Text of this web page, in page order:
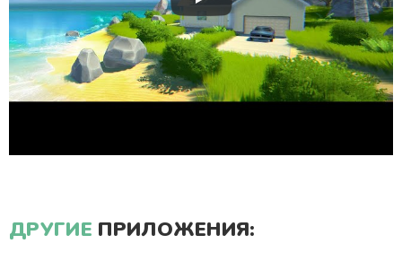
ДРУГИЕ ПРИЛОЖЕНИЯ: